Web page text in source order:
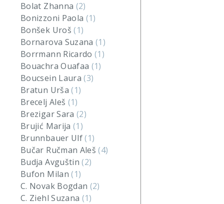
Bolat Zhanna (2)
Bonizzoni Paola (1)
Bonšek Uroš(1)
Bornarova Suzana(1)
Borrmann Ricardo(1)
Bouachra Ouafaa (1)
Boucsein Laura(3)
Bratun Urša(1)
Brecelj Aleš (1)
Brezigar Sara(2)
Brujić Marija(1)
Brunnbauer Ulf(1)
Bučar Ručman Aleš(4)
Budja Avguštin(2)
Bufon Milan(1)
C. Novak Bogdan (2)
C. Ziehl Suzana (1)